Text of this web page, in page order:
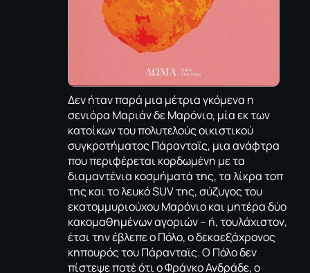
Δεν ήταν παρά μια μέτρια γκόμενα η
σενιόρα Μαριάν δε Μαρόνιο, μία εκ των
κατοίκων του πολυτελούς οικιστικού
συγκροτήματος Πάρανταϊς, μια ανάφτρα
που περιφέρεται κορδωμένη με τα
διαμαντένια κοσμήματά της, τα λίκρα τοπ
της και το λευκό SUV της, σύζυγος του
εκατομμυριούχου Μαρόνιο και μητέρα δύο
κακομαθημένων αγοριών – ή, τουλάχιστον,
έτσι την έβλεπε ο Πόλο, ο δεκαεξάχρονος
κηπουρός του Πάρανταϊς. Ο Πόλο δεν
πίστεψε ποτέ ότι ο Φράνκο Ανδράδε, ο